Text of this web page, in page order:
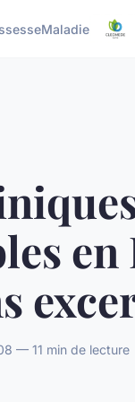
Maladie
— 11 min de lecture